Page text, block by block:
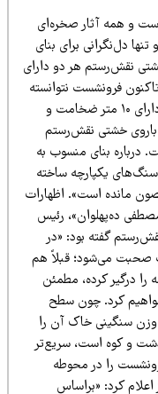
همه آثار صخره‌ای
برای بنای
هر دو دارای
فرونشست نتوانسته
خللی به آنها وارد کند؛ زیرا باروی نقش‌رستم دارای ۱۰ متر ضخامت و
خشتی نقش‌رستم
بنای منسوب به
یکپارچه ساخته
مصون مانده است». اظهارات
رئیس
گفته بود: «در
می‌شود؛ ‌قبلاً هم
کرده، مطمئن
کرد. چون سطح
خاک آن را
است، سریع‌تر
را در محوطه
کرد: «براساس